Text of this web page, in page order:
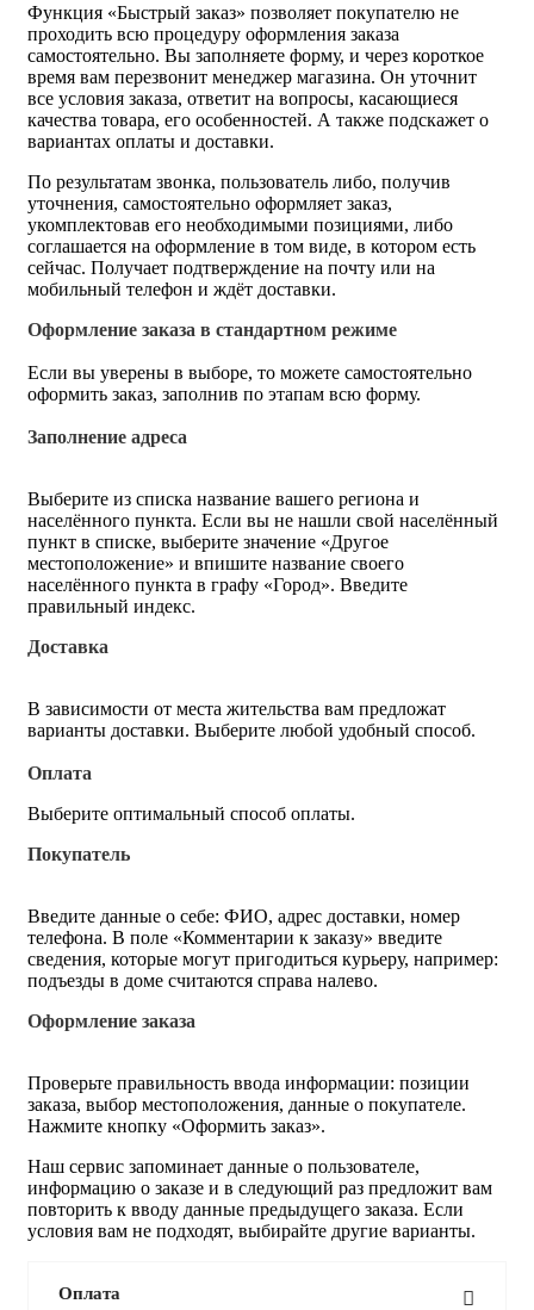
Функция «Быстрый заказ» позволяет покупателю не
проходить всю процедуру оформления заказа
самостоятельно. Вы заполняете форму, и через короткое
время вам перезвонит менеджер магазина. Он уточнит
все условия заказа, ответит на вопросы, касающиеся
качества товара, его особенностей. А также подскажет о
вариантах оплаты и доставки.
По результатам звонка, пользователь либо, получив
уточнения, самостоятельно оформляет заказ,
укомплектовав его необходимыми позициями, либо
соглашается на оформление в том виде, в котором есть
сейчас. Получает подтверждение на почту или на
мобильный телефон и ждёт доставки.
Оформление заказа в стандартном режиме
Если вы уверены в выборе, то можете самостоятельно
оформить заказ, заполнив по этапам всю форму.
Заполнение адреса
Выберите из списка название вашего региона и
населённого пункта. Если вы не нашли свой населённый
пункт в списке, выберите значение «Другое
местоположение» и впишите название своего
населённого пункта в графу «Город». Введите
правильный индекс.
Доставка
В зависимости от места жительства вам предложат
варианты доставки. Выберите любой удобный способ.
Оплата
Выберите оптимальный способ оплаты.
Покупатель
Введите данные о себе: ФИО, адрес доставки, номер
телефона. В поле «Комментарии к заказу» введите
сведения, которые могут пригодиться курьеру, например:
подъезды в доме считаются справа налево.
Оформление заказа
Проверьте правильность ввода информации: позиции
заказа, выбор местоположения, данные о покупателе.
Нажмите кнопку «Оформить заказ».
Наш сервис запоминает данные о пользователе,
информацию о заказе и в следующий раз предложит вам
повторить к вводу данные предыдущего заказа. Если
условия вам не подходят, выбирайте другие варианты.
Оплата